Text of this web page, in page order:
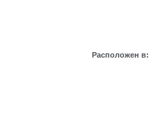
Расположен в: